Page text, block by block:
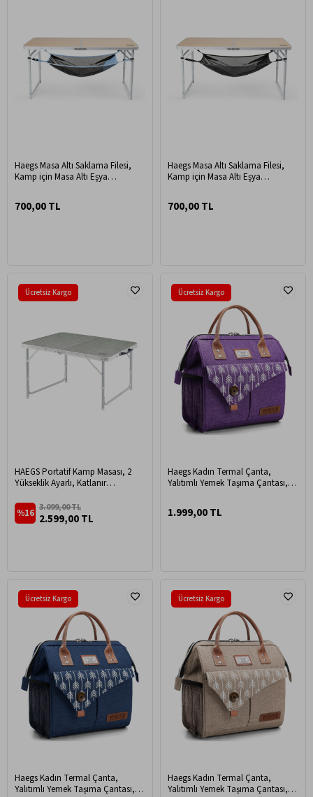
Haegs Masa Altı Saklama Filesi,
Kamp için Masa Altı Eşya
700,00 TL
Haegs Masa Altı Saklama Filesi,
Kamp için Masa Altı Eşya
700,00 TL
HAEGS Portatif Kamp Masası, 2
Yükseklik Ayarlı, Katlanır
Kumaş Desenli
2.599,00 TL
3.099,00 TL
%16
Ücretsiz Kargo
Haegs Kadın Termal Çanta,
Yalıtımlı Yemek Taşıma Çantası,
1.999,00 TL
Ücretsiz Kargo
Haegs Kadın Termal Çanta,
Yalıtımlı Yemek Taşıma Çantası,
Ücretsiz Kargo
Haegs Kadın Termal Çanta,
Yalıtımlı Yemek Taşıma Çantası,
Ücretsiz Kargo